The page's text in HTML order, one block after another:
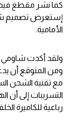
الأمامية.
التسريبات إلى أن
رباعية للكاميرة